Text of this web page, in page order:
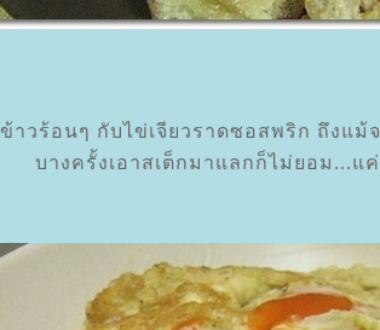
ข้าวร้อนๆ กับไข่เจียวราดซอสพริก ถึงแม้
บางครั้งเอาสเต็กมาแลกก็ไม่ยอม...แ